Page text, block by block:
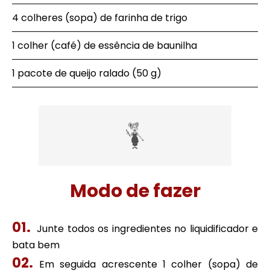
4 colheres (sopa) de farinha de trigo
1 colher (café) de essência de baunilha
1 pacote de queijo ralado (50 g)
Modo de fazer
Junte todos os ingredientes no liquidificador e
bata bem
Em seguida acrescente 1 colher (sopa) de